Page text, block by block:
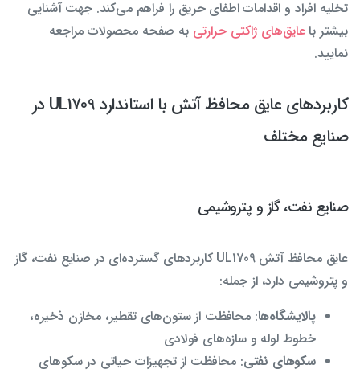
تخلیه افراد و اقدامات اطفای حریق را فراهم می‌کند. جهت آشنایی
بیشتر باعایق‌های ژاکتی حرارتی به صفحه محصولات مراجعه
نمایید.
کاربردهای عایق محافظ آتش با استاندارد UL1709 در
صنایع مختلف
صنایع نفت، گاز و پتروشیمی
عایق محافظ آتش UL1709 کاربردهای گسترده‌ای در صنایع نفت، گاز
و پتروشیمی دارد، از جمله:
پالایشگاه‌ها: محافظت از ستون‌های تقطیر، مخازن ذخیره،
خطوط لوله و سازه‌های فولادی
سکوهای نفتی: محافظت از تجهیزات حیاتی در سکوهای